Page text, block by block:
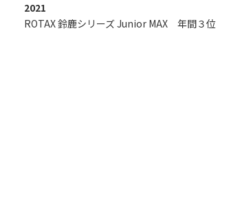
2021
ROTAX 鈴鹿シリーズ Junior MAX 年間３位